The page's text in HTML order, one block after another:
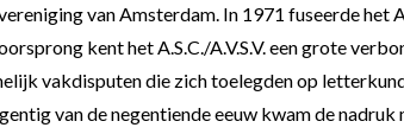
van Amsterdam. In 1971 fuseerde
kent het A.S.C./A.V.S.V. een grote
vakdisputen die zich toelegden op
van de negentiende eeuw kwam de